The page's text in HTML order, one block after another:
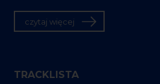
czytaj więcej
TRACKLISTA